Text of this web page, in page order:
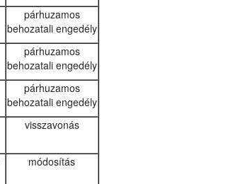
párhuzamos
behozatali engedély
párhuzamos
behozatali engedély
párhuzamos
behozatali engedély
visszavonás
módosítás